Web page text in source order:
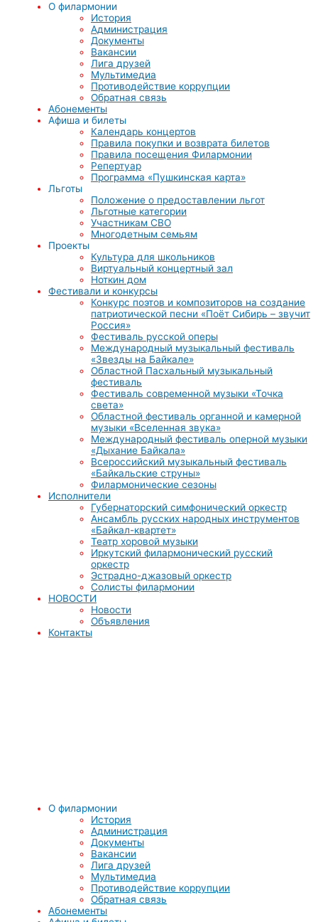
О филармонии
История
Администрация
Документы
Вакансии
Лига друзей
Мультимедиа
Противодействие коррупции
Обратная связь
Абонементы
Афиша и билеты
Календарь концертов
Правила покупки и возврата билетов
Правила посещения Филармонии
Репертуар
Программа «Пушкинская карта»
Льготы
Положение о предоставлении льгот
Льготные категории
Участникам СВО
Многодетным семьям
Проекты
Культура для школьников
Виртуальный концертный зал
Ноткин дом
Фестивали и конкурсы
Конкурс поэтов и композиторов на создание
патриотической песни «Поёт Сибирь – звучит
Россия»
Фестиваль русской оперы
Международный музыкальный фестиваль
«Звезды на Байкале»
Областной Пасхальный музыкальный
фестиваль
Фестиваль современной музыки «Точка
света»
Областной фестиваль органной и камерной
музыки «Вселенная звука»
Международный фестиваль оперной музыки
«Дыхание Байкала»
Всероссийский музыкальный фестиваль
«Байкальские струны»
Филармонические сезоны
Исполнители
Губернаторский симфонический оркестр
Ансамбль русских народных инструментов
«Байкал-квартет»
Театр хоровой музыки
Иркутский филармонический русский
оркестр
Эстрадно-джазовый оркестр
Солисты филармонии
НОВОСТИ
Новости
Объявления
Контакты
О филармонии
История
Администрация
Документы
Вакансии
Лига друзей
Мультимедиа
Противодействие коррупции
Обратная связь
Абонементы